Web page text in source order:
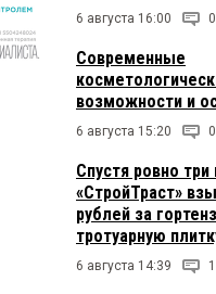
6 августа 16:00 0
Современные
возможности и
6 августа 15:20 0
Спустя ровно
«СтройТраст»
рублей за
тротуарную
6 августа 14:39 1